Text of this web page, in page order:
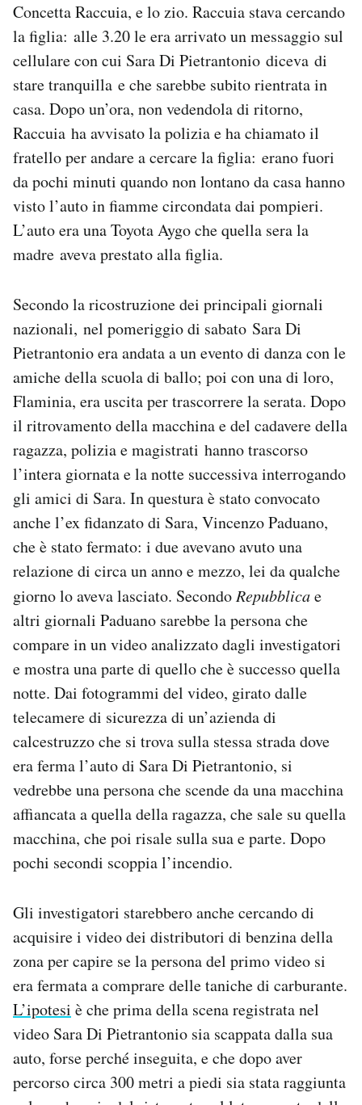
Concetta Raccuia, e lo zio. Raccuia stava cercando
la figlia: alle 3.20 le era arrivato un messaggio sul
cellulare con cui Sara Di Pietrantonio diceva di
stare tranquilla e che sarebbe subito rientrata in
casa. Dopo un’ora, non vedendola di ritorno,
Raccuia ha avvisato la polizia e ha chiamato il
fratello per andare a cercare la figlia: erano fuori
da pochi minuti quando non lontano da casa hanno
visto l’auto in fiamme circondata dai pompieri.
L’auto era una Toyota Aygo che quella sera la
madre aveva prestato alla figlia.
Secondo la ricostruzione dei principali giornali
nazionali, nel pomeriggio di sabato Sara Di
Pietrantonio era andata a un evento di danza con le
amiche della scuola di ballo; poi con una di loro,
Flaminia, era uscita per trascorrere la serata. Dopo
il ritrovamento della macchina e del cadavere della
ragazza, polizia e magistrati hanno trascorso
l’intera giornata e la notte successiva interrogando
gli amici di Sara. In questura è stato convocato
anche l’ex fidanzato di Sara, Vincenzo Paduano,
che è stato fermato: i due avevano avuto una
relazione di circa un anno e mezzo, lei da qualche
giorno lo aveva lasciato. SecondoRepubblicae
altri giornali Paduano sarebbe la persona che
compare in un video analizzato dagli investigatori
e mostra una parte di quello che è successo quella
notte. Dai fotogrammi del video, girato dalle
telecamere di sicurezza di un’azienda di
calcestruzzo che si trova sulla stessa strada dove
era ferma l’auto di Sara Di Pietrantonio, si
vedrebbe una persona che scende da una macchina
affiancata a quella della ragazza, che sale su quella
macchina, che poi risale sulla sua e parte. Dopo
pochi secondi scoppia l’incendio.
Gli investigatori starebbero anche cercando di
acquisire i video dei distributori di benzina della
zona per capire se la persona del primo video si
era fermata a comprare delle taniche di carburante.
L’ipotesi è che prima della scena registrata nel
video Sara Di Pietrantonio sia scappata dalla sua
auto, forse perché inseguita, e che dopo aver
percorso circa 300 metri a piedi sia stata raggiunta